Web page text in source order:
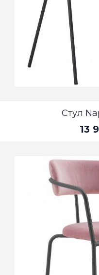
Стул
13